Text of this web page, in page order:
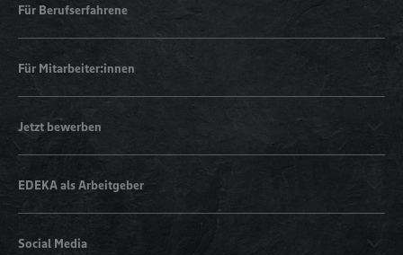
Für Berufserfahrene
Für Mitarbeiter:innen
Jetzt bewerben
EDEKA als Arbeitgeber
Social Media